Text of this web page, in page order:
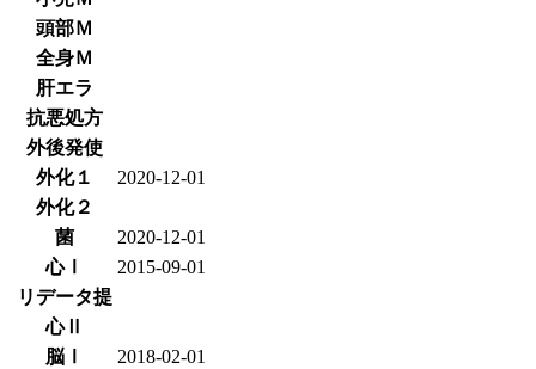
頭部Ｍ
全身Ｍ
肝エラ
抗悪処方
外後発使
外化１
2020-12-01
外化２
菌
2020-12-01
心Ⅰ
2015-09-01
リデータ提
心Ⅱ
脳Ⅰ
2018-02-01